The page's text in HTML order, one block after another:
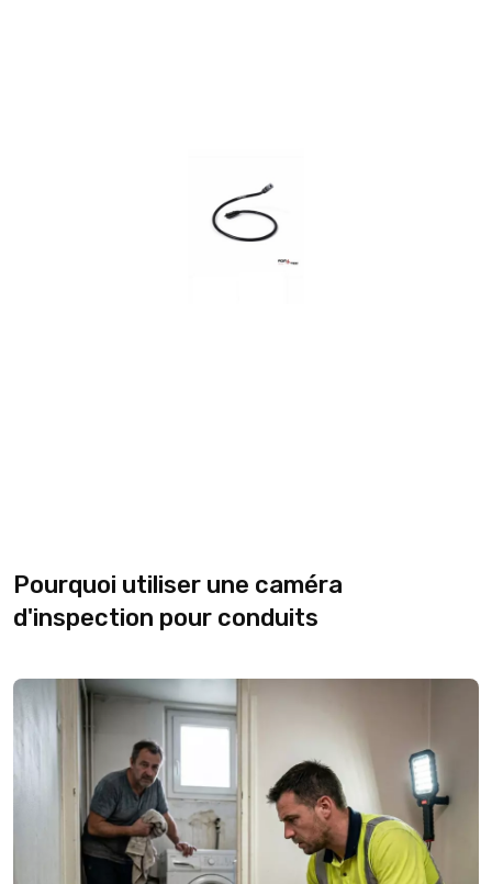
Pourquoi utiliser une caméra
d'inspection pour conduits